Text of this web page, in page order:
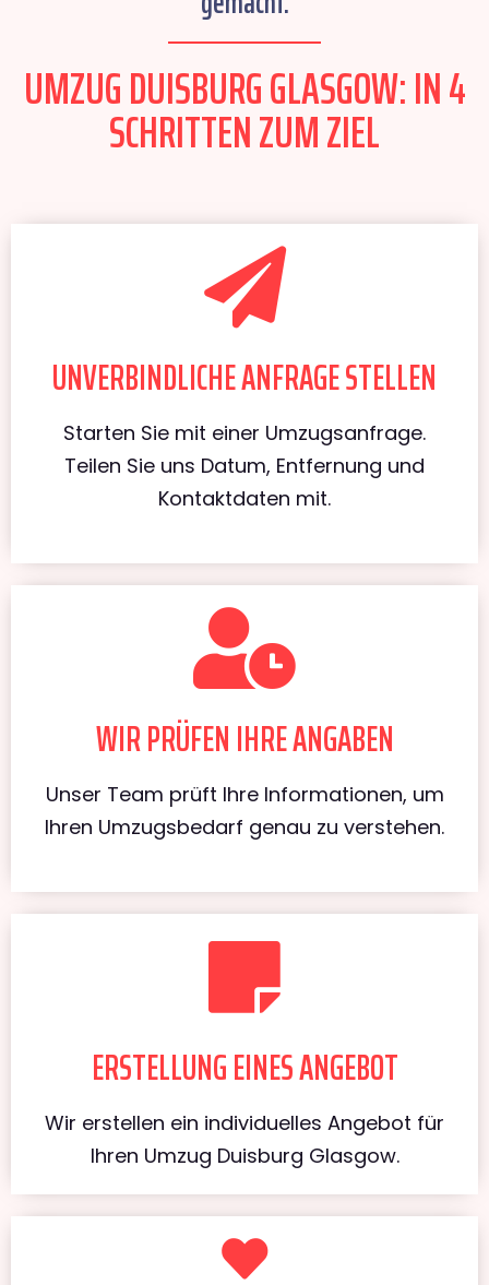
UMZUG DUISBURG GLASGOW: IN 4
SCHRITTEN ZUM ZIEL
UNVERBINDLICHE ANFRAGE STELLEN
Starten Sie mit einer Umzugsanfrage.
Teilen Sie uns Datum, Entfernung und
Kontaktdaten mit.
WIR PRÜFEN IHRE ANGABEN
Unser Team prüft Ihre Informationen, um
Ihren Umzugsbedarf genau zu verstehen.
ERSTELLUNG EINES ANGEBOT
Wir erstellen ein individuelles Angebot für
Ihren Umzug Duisburg Glasgow.